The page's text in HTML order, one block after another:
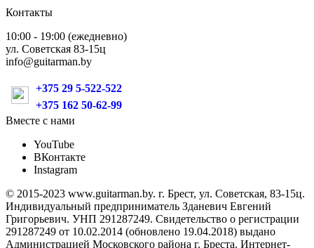
Контакты
10:00 - 19:00 (ежедневно)
ул. Советская 83-15ц
info@guitarman.by
+375 29 5-522-522
+375 162 50-62-99
Вместе с нами
YouTube
ВКонтакте
Instagram
© 2015-2023 www.guitarman.by. г. Брест, ул. Советская, 83-15ц.
Индивидуальный предприниматель Зданевич Евгений
Григорьевич. УНП 291287249. Свидетельство о регистрации
291287249 от 10.02.2014 (обновлено 19.04.2018) выдано
Администрацией Московского района г. Бреста. Интернет-